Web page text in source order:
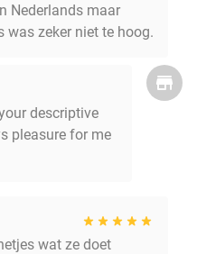
Nederlands maar
was zeker niet te hoog.
descriptive
pleasure for me
wat ze doet